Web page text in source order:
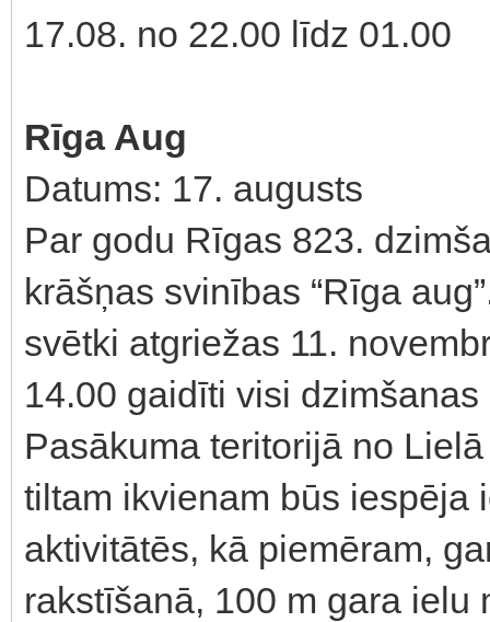
17.08. no 22.00 līdz 01.00
Rīga Aug
Datums: 17. augusts
Par godu Rīgas 823.
krāšņas svinības “Rīga
svētki atgriežas 11.
14.00 gaidīti visi
Pasākuma teritorijā no
tiltam ikvienam būs iespēja
aktivitātēs, kā piemēram,
rakstīšanā, 100 m gara ielu